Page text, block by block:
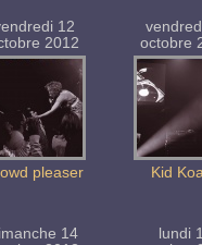
12
2012
pleaser
octobre
Kid
14
lundi